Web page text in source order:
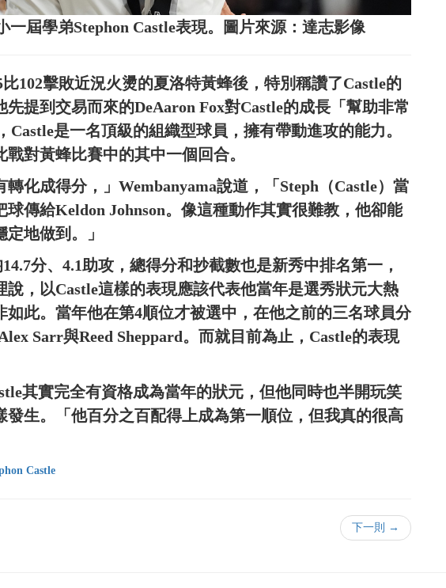
一屆學弟Stephon Castle表現。圖片來源：達志影像
102擊敗近況火燙的夏洛特黃蜂後，特別稱讚了Castle的
提到交易而來的DeAaron Fox對Castle的成長「幫助非常
Castle是一名頂級的組織型球員，擁有帶動進攻的能力。
對黃蜂比賽中的其中一個回合。
轉化成得分，」Wembanyama說道，「Steph（Castle）當
球傳給Keldon Johnson。像這種動作其實很難教，他卻能
地做到。」
分、4.1助攻，總得分和抄截數也是新秀中排名第一，
，以Castle這樣的表現應該代表他當年是選秀狀元大熱
如此。當年他在第4順位才被選中，在他之前的三名球員分
Sarr與Reed Sheppard。而就目前為止，Castle的表現
其實完全有資格成為當年的狀元，但他同時也半開玩笑
發生。「他百分之百配得上成為第一順位，但我真的很高
Castle
下一則 →